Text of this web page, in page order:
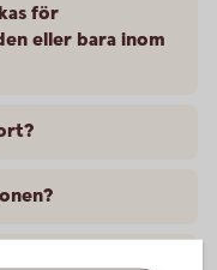
för
eller bara inom